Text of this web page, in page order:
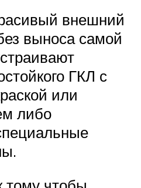
внешний
выноса самой
ГКЛ с
или
либо